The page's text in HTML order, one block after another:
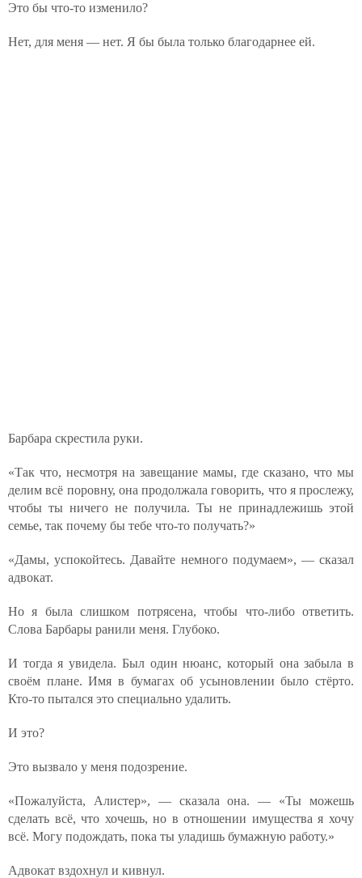
Это бы что-то изменило?
Нет, для меня — нет. Я бы была только благодарнее ей.
Барбара скрестила руки.
«Так что, несмотря на завещание мамы, где сказано, что мы
делим всё поровну, она продолжала говорить, что я прослежу,
чтобы ты ничего не получила. Ты не принадлежишь этой
семье, так почему бы тебе что-то получать?»
«Дамы, успокойтесь. Давайте немного подумаем», — сказал
адвокат.
Но я была слишком потрясена, чтобы что-либо ответить.
Слова Барбары ранили меня. Глубоко.
И тогда я увидела. Был один нюанс, который она забыла в
своём плане. Имя в бумагах об усыновлении было стёрто.
Кто-то пытался это специально удалить.
И это?
Это вызвало у меня подозрение.
«Пожалуйста, Алистер», — сказала она. — «Ты можешь
сделать всё, что хочешь, но в отношении имущества я хочу
всё. Могу подождать, пока ты уладишь бумажную работу.»
Адвокат вздохнул и кивнул.